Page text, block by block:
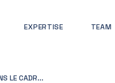
EXPERTISE TEAM
LE CADR...